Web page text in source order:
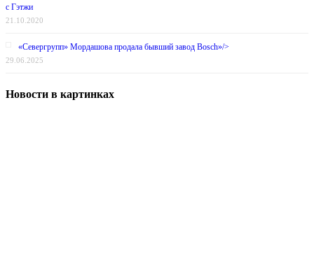
с Гэтжи
21.10.2020
«Севергрупп» Мордашова продала бывший завод Bosch»/>
29.06.2025
Новости в картинках